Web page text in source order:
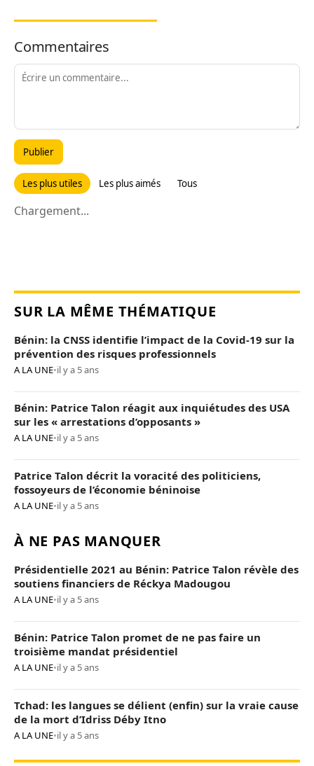
Commentaires
Publier
Les plus utiles Les plus aimés Tous
Chargement...
SUR LA MÊME THÉMATIQUE
Bénin: la CNSS identifie l’impact de la Covid-19 sur la
prévention des risques professionnels
A LA UNE•il y a 5 ans
Bénin: Patrice Talon réagit aux inquiétudes des USA
sur les « arrestations d’opposants »
A LA UNE•il y a 5 ans
Patrice Talon décrit la voracité des politiciens,
fossoyeurs de l’économie béninoise
A LA UNE•il y a 5 ans
À NE PAS MANQUER
Présidentielle 2021 au Bénin: Patrice Talon révèle des
soutiens financiers de Réckya Madougou
A LA UNE•il y a 5 ans
Bénin: Patrice Talon promet de ne pas faire un
troisième mandat présidentiel
A LA UNE•il y a 5 ans
Tchad: les langues se délient (enfin) sur la vraie cause
de la mort d’Idriss Déby Itno
A LA UNE•il y a 5 ans